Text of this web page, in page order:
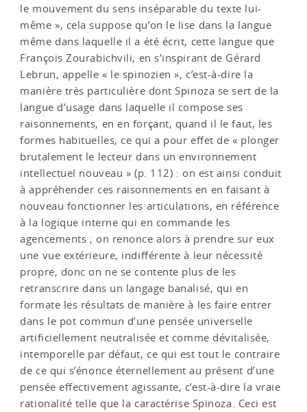
le mouvement du sens inséparable du texte lui-
même », cela suppose qu’on le lise dans la langue
même dans laquelle il a été écrit, cette langue que
François Zourabichvili, en s’inspirant de Gérard
Lebrun, appelle « le spinozien », c’est-à-dire la
manière très particulière dont Spinoza se sert de la
langue d’usage dans laquelle il compose ses
raisonnements, en en forçant, quand il le faut, les
formes habituelles, ce qui a pour effet de « plonger
brutalement le lecteur dans un environnement
intellectuel nouveau » (p. 112) : on est ainsi conduit
à appréhender ces raisonnements en en faisant à
nouveau fonctionner les articulations, en référence
à la logique interne qui en commande les
agencements ; on renonce alors à prendre sur eux
une vue extérieure, indifférente à leur nécessité
propre, donc on ne se contente plus de les
retranscrire dans un langage banalisé, qui en
formate les résultats de manière à les faire entrer
dans le pot commun d’une pensée universelle
artificiellement neutralisée et comme dévitalisée,
intemporelle par défaut, ce qui est tout le contraire
de ce qui s’énonce éternellement au présent d’une
pensée effectivement agissante, c’est-à-dire la vraie
rationalité telle que la caractérise Spinoza. Ceci est